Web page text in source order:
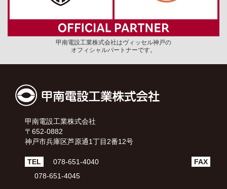
甲南電設工業株式会社はヴィッセル神戸の
オフィシャルパートナーです。
甲南電設工業株式会社
〒652-0882
神戸市兵庫区芦原通1丁目2番12号
TEL 078-651-4040
FAX
078-651-4045